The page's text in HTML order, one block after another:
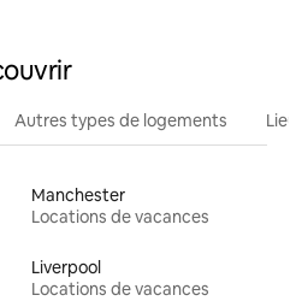
Autres types de logements
Manchester
Locations de vacances
Liverpool
Locations de vacances